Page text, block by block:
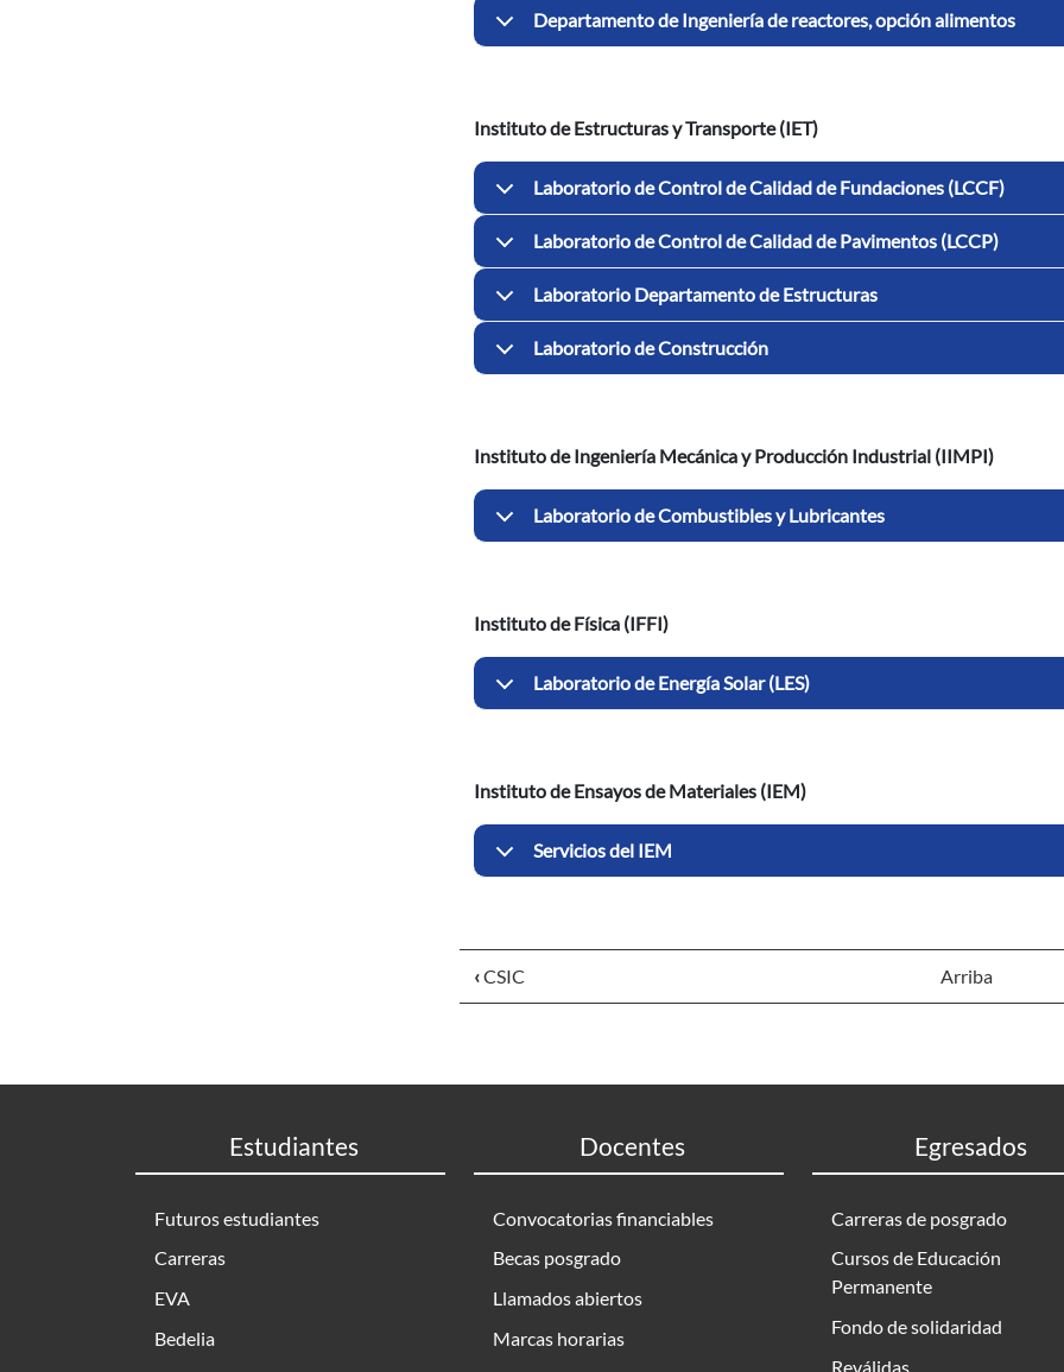
Departamento de Ingeniería de reactores, opción alimentos
Instituto de Estructuras y Transporte (IET)
Laboratorio de Control de Calidad de Fundaciones (LCCF)
Laboratorio de Control de Calidad de Pavimentos (LCCP)
Laboratorio Departamento de Estructuras
Laboratorio de Construcción
Instituto de Ingeniería Mecánica y Producción Industrial (IIMPI)
Laboratorio de Combustibles y Lubricantes
Instituto de Física (IFFI)
Laboratorio de Energía Solar (LES)
Instituto de Ensayos de Materiales (IEM)
Servicios del IEM
‹CSIC Arriba
Estudiantes
Futuros estudiantes
Carreras
EVA
Bedelia
Docentes
Convocatorias financiables
Becas posgrado
Llamados abiertos
Marcas horarias
Egresados
Carreras de posgrado
Cursos de Educación
Permanente
Fondo de solidaridad
Reválidas